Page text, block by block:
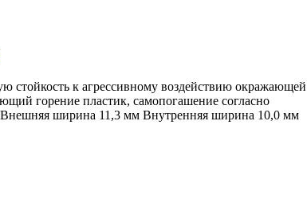
стойкость к агрессивному воздействию окражающей
горение пластик, самопогашение согласно
Внешняя ширина 11,3 мм Внутренняя ширина 10,0 мм